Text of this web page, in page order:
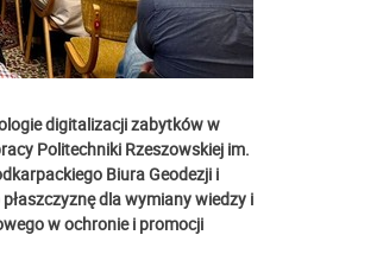
digitalizacji zabytków w
Politechniki Rzeszowskiej im.
Biura Geodezji i
dla wymiany wiedzy i
w ochronie i promocji